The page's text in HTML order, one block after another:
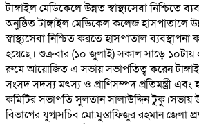
টাঙ্গাইল মেডিকেলে উন্নত স্বাস্থ্যসেবা নিশ্চিতে
অনুষ্ঠিত টাঙ্গাইল মেডিকেল কলেজ হাসপাতালে
স্বাস্থ্যসেবা নিশ্চিত করতে হাসপাতাল
হয়েছে। শুক্রবার (১০ জুলাই) সকাল সাড়ে ১০টায়
রুমে আয়োজিত এ সভায় সভাপতিত্ব করেন
সংসদ সদস্য মৎস্য ও প্রাণিসম্পদ প্রতিমন্ত্রী এবং
কমিটির সভাপতি সুলতান সালাউদ্দিন টুকু।সভায়
বিভাগের যুগ্মসচিব মো.মুস্তাফিজুর রহমান জেলা